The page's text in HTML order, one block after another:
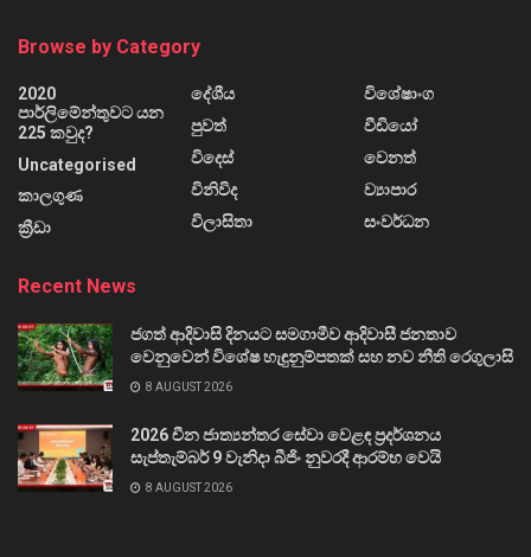
Browse by Category
2020
පාර්ලිමේන්තුවට යන
225 කවුද?
Uncategorised
කාලගුණ
ක්‍රීඩා
දේශීය
පුවත්
විදෙස්
විනිවිද
විලාසිතා
විශේෂාංග
වීඩියෝ
වෙනත්
ව්‍යාපාර
සංවර්ධන
Recent News
ජගත් ආදිවාසි දිනයට සමගාමීව ආදිවාසී ජනතාව
වෙනුවෙන් විශේෂ හැඳුනුම්පතක් සහ නව නීති රෙගුලාසි
8 AUGUST 2026
2026 චීන ජාත්‍යන්තර සේවා වෙළඳ ප්‍රදර්ශනය
සැප්තැම්බර් 9 වැනිදා බීජිං නුවරදී ආරම්භ වෙයි
8 AUGUST 2026